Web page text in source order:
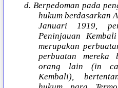
d. Berpedoman pada
hukum berdasarkan
Januari 1919,
Peninjauan
merupakan
perbuatan mereka
orang lain (in
Kembali),